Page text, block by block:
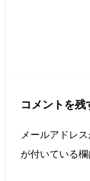
コメントを残
メールアドレ
が付いている